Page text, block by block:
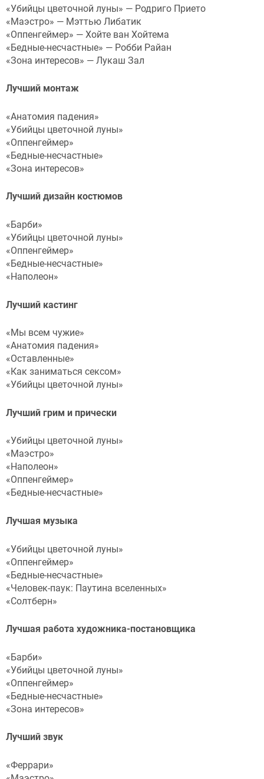
«Убийцы цветочной луны» — Родриго Прието
«Маэстро» — Мэттью Либатик
«Оппенгеймер» — Хойте ван Хойтема
«Бедные-несчастные» — Робби Райан
«Зона интересов» — Лукаш Зал
Лучший монтаж
«Анатомия падения»
«Убийцы цветочной луны»
«Оппенгеймер»
«Бедные-несчастные»
«Зона интересов»
Лучший дизайн костюмов
«Барби»
«Убийцы цветочной луны»
«Оппенгеймер»
«Бедные-несчастные»
«Наполеон»
Лучший кастинг
«Мы всем чужие»
«Анатомия падения»
«Оставленные»
«Как заниматься сексом»
«Убийцы цветочной луны»
Лучший грим и прически
«Убийцы цветочной луны»
«Маэстро»
«Наполеон»
«Оппенгеймер»
«Бедные-несчастные»
Лучшая музыка
«Убийцы цветочной луны»
«Оппенгеймер»
«Бедные-несчастные»
«Человек-паук: Паутина вселенных»
«Солтберн»
Лучшая работа художника-постановщика
«Барби»
«Убийцы цветочной луны»
«Оппенгеймер»
«Бедные-несчастные»
«Зона интересов»
Лучший звук
«Феррари»